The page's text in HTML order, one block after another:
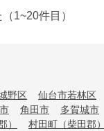
（1~20件目）
野区 仙台市若林区
角田市 多賀城市
） 村田町（柴田郡）